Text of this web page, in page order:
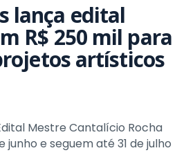
lança edital
R$ 250 mil para
artísticos
Mestre Cantalício Rocha
junho e seguem até 31 de julho